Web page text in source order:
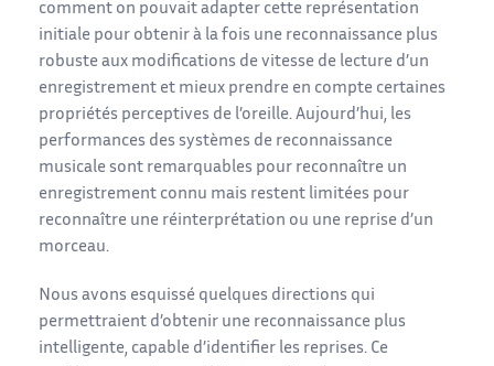
comment on pouvait adapter cette représentation
initiale pour obtenir à la fois une reconnaissance plus
robuste aux modifications de vitesse de lecture d’un
enregistrement et mieux prendre en compte certaines
propriétés perceptives de l’oreille. Aujourd’hui, les
performances des systèmes de reconnaissance
musicale sont remarquables pour reconnaître un
enregistrement connu mais restent limitées pour
reconnaître une réinterprétation ou une reprise d’un
morceau.
Nous avons esquissé quelques directions qui
permettraient d’obtenir une reconnaissance plus
intelligente, capable d’identifier les reprises. Ce